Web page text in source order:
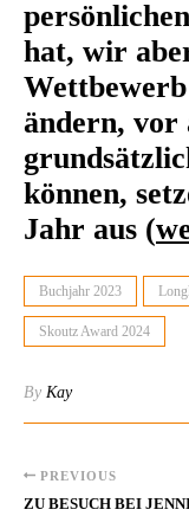
hat, wir
ändern, vor
können,
Jahr aus (
Buchjahr 2023
Skoutz Award 2024
By Kay
PREVIOUS
ZU BESUCH BEI